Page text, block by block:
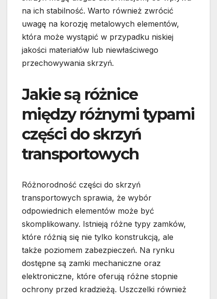
na ich stabilność. Warto również zwrócić
uwagę na korozję metalowych elementów,
która może wystąpić w przypadku niskiej
jakości materiałów lub niewłaściwego
przechowywania skrzyń.
Jakie są różnice
między różnymi typami
części do skrzyń
transportowych
Różnorodność części do skrzyń
transportowych sprawia, że wybór
odpowiednich elementów może być
skomplikowany. Istnieją różne typy zamków,
które różnią się nie tylko konstrukcją, ale
także poziomem zabezpieczeń. Na rynku
dostępne są zamki mechaniczne oraz
elektroniczne, które oferują różne stopnie
ochrony przed kradzieżą. Uszczelki również